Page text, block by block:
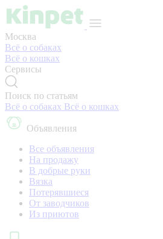
Москва
Всё о собаках
Всё о кошках
Сервисы
Поиск по статьям
Всё о собаках Всё о кошках
Объявления
Все объявления
На продажу
В добрые руки
Вязка
Потерявшиеся
От заводчиков
Из приютов